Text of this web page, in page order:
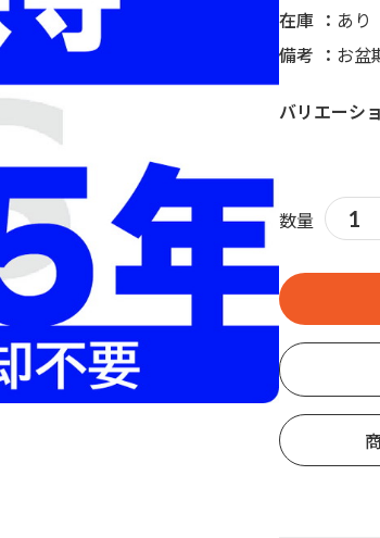
在庫
あり
備考
お盆
数量